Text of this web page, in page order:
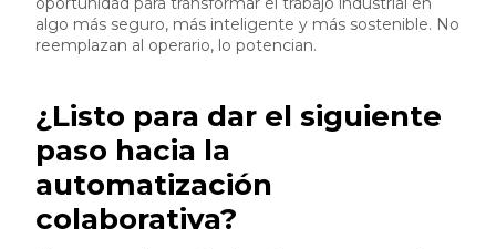
algo más seguro, más inteligente y más sostenible. No
reemplazan al operario, lo potencian.
¿Listo para dar el siguiente
paso hacia la
automatización
colaborativa?